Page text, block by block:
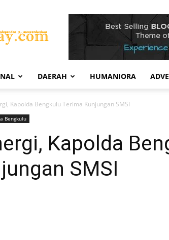
DAERAH HUMANIORA
Kapolda Bengkulu Terima Kunjungan SMSI
Bengkulu
Kapolda
SMSI